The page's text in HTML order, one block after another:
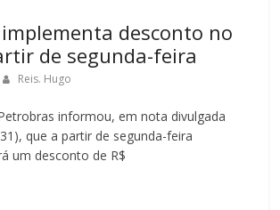
desconto no
de segunda-feira
Reis. Hugo
informou, em nota divulgada
que a partir de segunda-feira
um desconto de R$